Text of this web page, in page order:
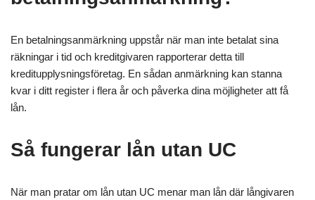
En betalningsanmärkning uppstår när man inte betalat sina
räkningar i tid och kreditgivaren rapporterar detta till
kreditupplysningsföretag. En sådan anmärkning kan stanna
kvar i ditt register i flera år och påverka dina möjligheter att få
lån.
Så fungerar lån utan UC
När man pratar om lån utan UC menar man lån där långivaren